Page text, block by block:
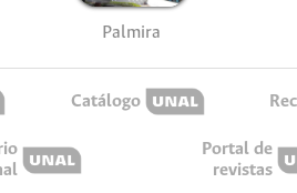
Palmira
Catálogo
Portal de
revistas